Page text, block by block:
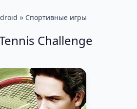
» Спортивные игры
Challenge